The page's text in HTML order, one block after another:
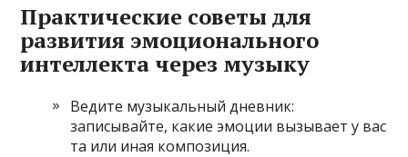
Практические советы для
развития эмоционального
интеллекта через музыку
Ведите музыкальный дневник:
записывайте, какие эмоции вызывает у вас
та или иная композиция.